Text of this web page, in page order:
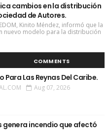
cambios en la distribución
de Autores.
Kinito Méndez, informó que la
nuevo modelo para la distribución
COMMENTS
Para Las Reynas Del Caribe.
Aug 07, 2026
genera incendio que afectó